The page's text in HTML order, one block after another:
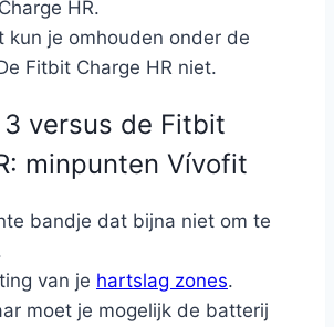
HR.
kun je omhouden onder de
Fitbit Charge HR niet.
versus de Fitbit
minpunten Vívofit
bandje dat bijna niet om te
van je hartslag zones.
moet je mogelijk de batterij